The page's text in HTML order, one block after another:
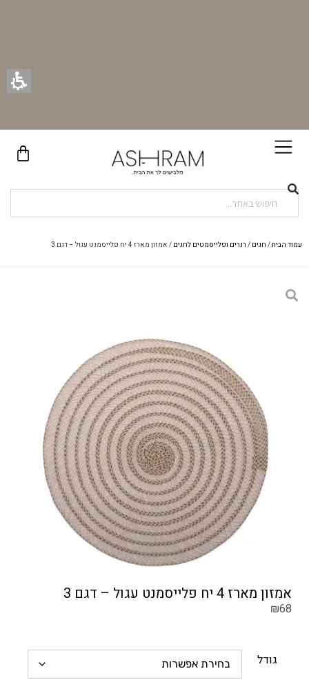
עמוד הבית/ חגים / רנרים ופלייסמטים לחגים / אמזון מארז 4 יח פלייסמנט עגול – דגם 3
אמזון מארז 4 יח פלייסמנט עגול – דגם 3
₪68
גודל